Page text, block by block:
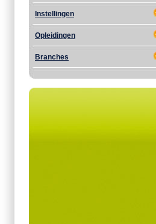
Instellingen
Opleidingen
Branches